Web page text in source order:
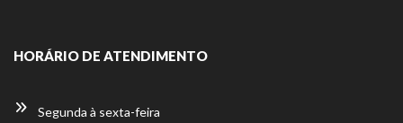
HORÁRIO DE ATENDIMENTO
Segunda à sexta-feira